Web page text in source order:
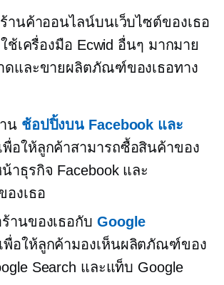
านค้าออนไลน์บนเว็บไซต์ของเธอ
ช้เครื่องมือ Ecwid อื่นๆ มากมาย
ดและขายผลิตภัณฑ์ของเธอทาง
น ช้อปปิ้งบน Facebook และ
พื่อให้ลูกค้าสามารถซื้อสินค้าของ
าธุรกิจ Facebook และ
องเธอ
านของเธอกับ Google
เพื่อให้ลูกค้ามองเห็นผลิตภัณฑ์ของ
Search และแท็บ Google